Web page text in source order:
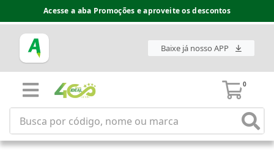
Acesse a aba Promoções e aproveite os descontos
Baixe já nosso APP
0